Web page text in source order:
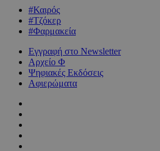
#Καιρός
#Τζόκερ
#Φαρμακεία
Εγγραφή στο Newsletter
Αρχείο Φ
Ψηφιακές Εκδόσεις
Αφιερώματα